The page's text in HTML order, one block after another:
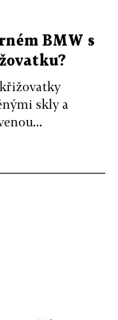
BMW s
křižovatky
skly a